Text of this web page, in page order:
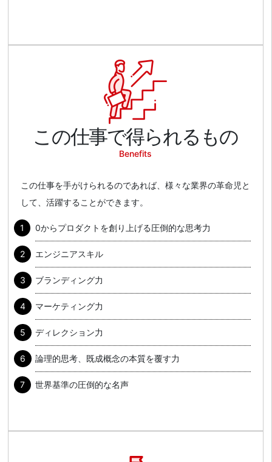
この仕事で得られるもの
Benefits
この仕事を手がけられるのであれば、様々な業界の革命児と
して、活躍することができます。
0からプロダクトを創り上げる圧倒的な思考力
エンジニアスキル
ブランディング力
マーケティング力
ディレクション力
論理的思考、既成概念の本質を覆す力
世界基準の圧倒的な名声